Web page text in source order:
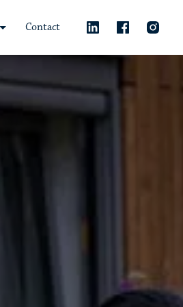
Contact